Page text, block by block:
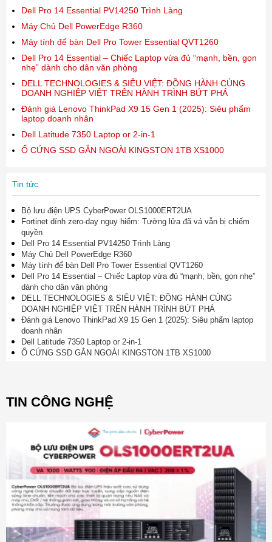
Dell Pro 14 Essential PV14250 Trình Làng
Máy Chủ Dell PowerEdge R360
Máy tính để bàn Dell Pro Tower Essential QVT1260
Dell Pro 14 Essential – Chiếc Laptop vừa đủ “mạnh, bền, gọn
nhẹ” dành cho dân văn phòng
DELL TECHNOLOGIES & SIÊU VIỆT: ĐỒNG HÀNH CÙNG
DOANH NGHIỆP VIỆT TRÊN HÀNH TRÌNH BỨT PHÁ
Đánh giá Lenovo ThinkPad X9 15 Gen 1 (2025): Siêu phẩm
laptop doanh nhân
Dell Latitude 7350 Laptop or 2-in-1
Ổ CỨNG SSD GẮN NGOÀI KINGSTON 1TB XS1000
Tin tức
Bộ lưu điện UPS CyberPower OLS1000ERT2UA
Fortinet dính zero-day nguy hiểm: Tường lửa đã vá vẫn bị chiếm
quyền
Dell Pro 14 Essential PV14250 Trình Làng
Máy Chủ Dell PowerEdge R360
Máy tính để bàn Dell Pro Tower Essential QVT1260
Dell Pro 14 Essential – Chiếc Laptop vừa đủ “mạnh, bền, gọn nhẹ”
dành cho dân văn phòng
DELL TECHNOLOGIES & SIÊU VIỆT: ĐỒNG HÀNH CÙNG
DOANH NGHIỆP VIỆT TRÊN HÀNH TRÌNH BỨT PHÁ
Đánh giá Lenovo ThinkPad X9 15 Gen 1 (2025): Siêu phẩm laptop
doanh nhân
Dell Latitude 7350 Laptop or 2-in-1
Ổ CỨNG SSD GẮN NGOÀI KINGSTON 1TB XS1000
TIN CÔNG NGHỆ